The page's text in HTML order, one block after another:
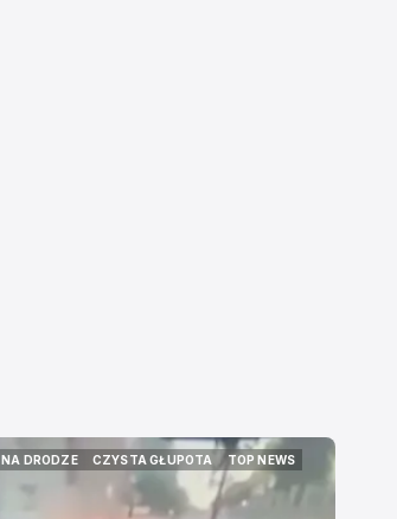
NA DRODZE
CZYSTA GŁUPOTA
CZYSTA GŁUPOTA
TOP NEWS
TOP NEWS